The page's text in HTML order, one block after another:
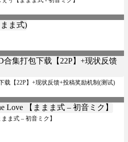
载【22P】+现状反馈+投稿奖励机制(测试)
ま式 – 初音ミク】